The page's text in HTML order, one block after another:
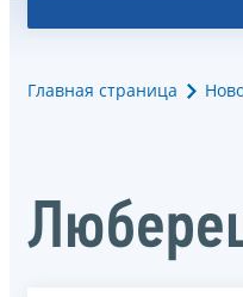
Главная страница